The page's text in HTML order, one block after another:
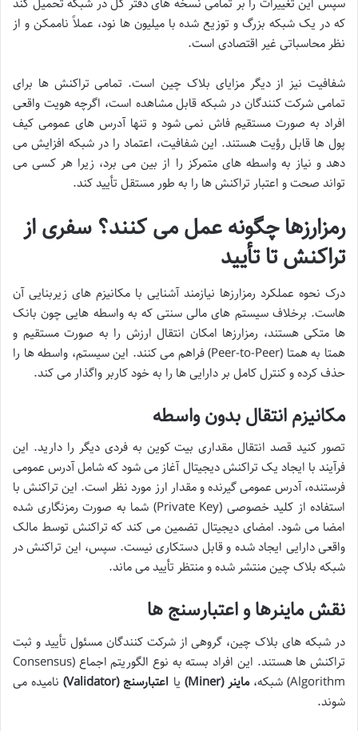
سپس این تغییرات را بر تمامی نسخه های دفتر کل در شبکه تحمیل کند
که در یک شبکه بزرگ و توزیع شده با میلیون ها نود، عملاً ناممکن و از
نظر محاسباتی غیر اقتصادی است.
شفافیت نیز از دیگر مزایای بلاک چین است. تمامی تراکنش ها برای
تمامی شرکت کنندگان در شبکه قابل مشاهده است، اگرچه هویت واقعی
افراد به صورت مستقیم فاش نمی شود و تنها آدرس های عمومی کیف
پول ها قابل رؤیت هستند. این شفافیت، اعتماد را در شبکه افزایش می
دهد و نیاز به واسطه های متمرکز را از بین می برد، زیرا هر کسی می
تواند صحت و اعتبار تراکنش ها را به طور مستقل تأیید کند.
رمزارزها چگونه عمل می کنند؟ سفری از
تراکنش تا تأیید
درک نحوه عملکرد رمزارزها نیازمند آشنایی با مکانیزم های زیربنایی آن
هاست. برخلاف سیستم های مالی سنتی که به واسطه هایی چون بانک
ها متکی هستند، رمزارزها امکان انتقال ارزش را به صورت مستقیم و
همتا به همتا (Peer-to-Peer) فراهم می کنند. این سیستم، واسطه ها را
حذف کرده و کنترل کامل بر دارایی ها را به خود کاربر واگذار می کند.
مکانیزم انتقال بدون واسطه
تصور کنید قصد انتقال مقداری بیت کوین به فردی دیگر را دارید. این
فرآیند با ایجاد یک تراکنش دیجیتال آغاز می شود که شامل آدرس عمومی
فرستنده، آدرس عمومی گیرنده و مقدار ارز مورد نظر است. این تراکنش با
استفاده از کلید خصوصی (Private Key) شما به صورت رمزنگاری شده
امضا می شود. امضای دیجیتال تضمین می کند که تراکنش توسط مالک
واقعی دارایی ایجاد شده و قابل دستکاری نیست. سپس، این تراکنش در
شبکه بلاک چین منتشر شده و منتظر تأیید می ماند.
نقش ماینرها و اعتبارسنج ها
در شبکه های بلاک چین، گروهی از شرکت کنندگان مسئول تأیید و ثبت
تراکنش ها هستند. این افراد بسته به نوع الگوریتم اجماع (Consensus
Algorithm) شبکه،
ماینر (Miner) یا اعتبارسنج (Validator)
نامیده می
شوند.